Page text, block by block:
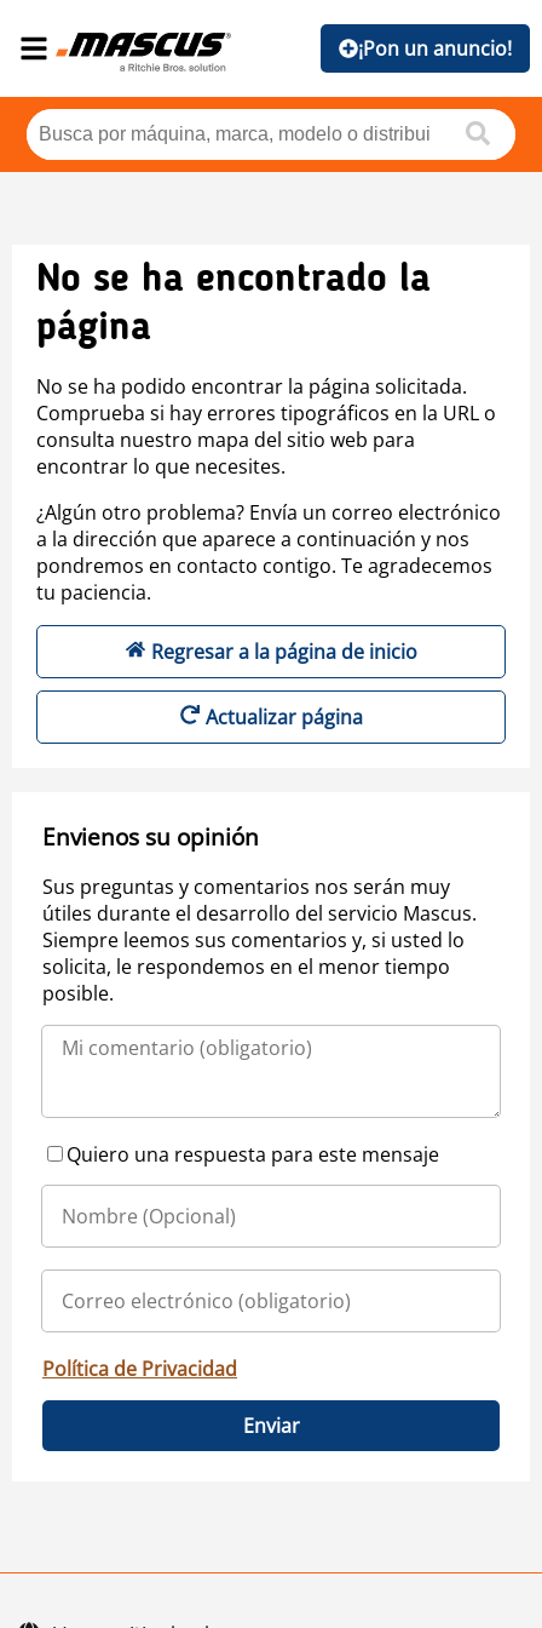
¡Pon un anuncio!
No se ha encontrado la
página
No se ha podido encontrar la página solicitada.
Comprueba si hay errores tipográficos en la URL o
consulta nuestro mapa del sitio web para
encontrar lo que necesites.
¿Algún otro problema? Envía un correo electrónico
a la dirección que aparece a continuación y nos
pondremos en contacto contigo. Te agradecemos
tu paciencia.
Regresar a la página de inicio
Actualizar página
Envienos su opinión
Sus preguntas y comentarios nos serán muy
útiles durante el desarrollo del servicio Mascus.
Siempre leemos sus comentarios y, si usted lo
solicita, le respondemos en el menor tiempo
posible.
Quiero una respuesta para este mensaje
Política de Privacidad
Enviar